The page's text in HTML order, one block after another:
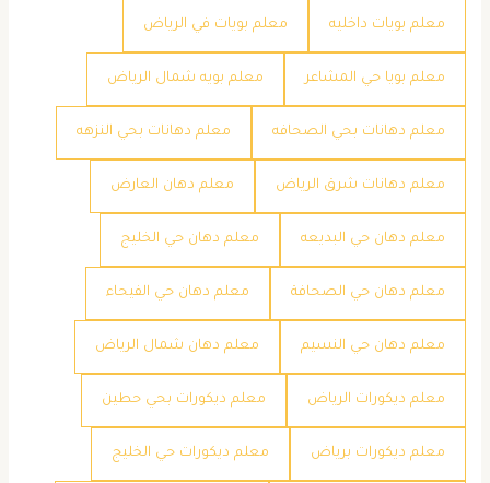
معلم بويات داخليه معلم بويات في الرياض
معلم بويا حي المشاعر معلم بويه شمال الرياض
معلم دهانات بحي الصحافه معلم دهانات بحي النزهه
معلم دهانات شرق الرياض معلم دهان العارض
معلم دهان حي البديعه معلم دهان حي الخليج
معلم دهان حي الصحافة معلم دهان حي الفيحاء
معلم دهان حي النسيم معلم دهان شمال الرياض
معلم ديكورات الرياض معلم ديكورات بحي حطين
معلم ديكورات برياض معلم ديكورات حي الخليج